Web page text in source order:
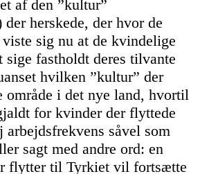
af den ”kultur”
der herskede, der hvor de
sig nu at de kvindelige
sige fastholdt deres tilvante
hvilken ”kultur” der
område i det nye land, hvortil
for kvinder der flyttede
arbejdsfrekvens såvel som
sagt med andre ord: en
flytter til Tyrkiet vil fortsætte